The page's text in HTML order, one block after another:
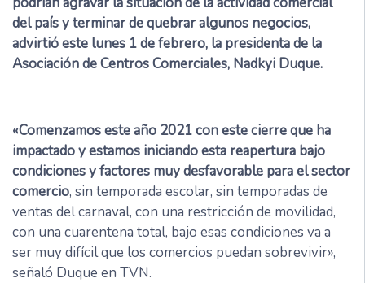
del país y terminar de quebrar algunos negocios,
advirtió este lunes 1 de febrero, la presidenta de la
Asociación de Centros Comerciales, Nadkyi Duque.
«Comenzamos este año 2021 con este cierre que ha
impactado y estamos iniciando esta reapertura bajo
condiciones y factores muy desfavorable para el sector
comercio, sin temporada escolar, sin temporadas de
ventas del carnaval, con una restricción de movilidad,
con una cuarentena total, bajo esas condiciones va a
ser muy difícil que los comercios puedan sobrevivir»,
señaló Duque en TVN.